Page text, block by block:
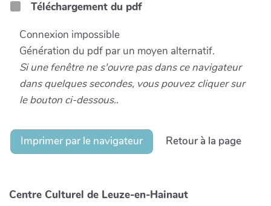
Téléchargement du pdf
Connexion impossible
Génération du pdf par un moyen alternatif.
Si une fenêtre ne s'ouvre pas dans ce navigateur
dans quelques secondes, vous pouvez cliquer sur
le bouton ci-dessous..
Imprimer par le navigateur Retour à la page
Centre Culturel de Leuze-en-Hainaut